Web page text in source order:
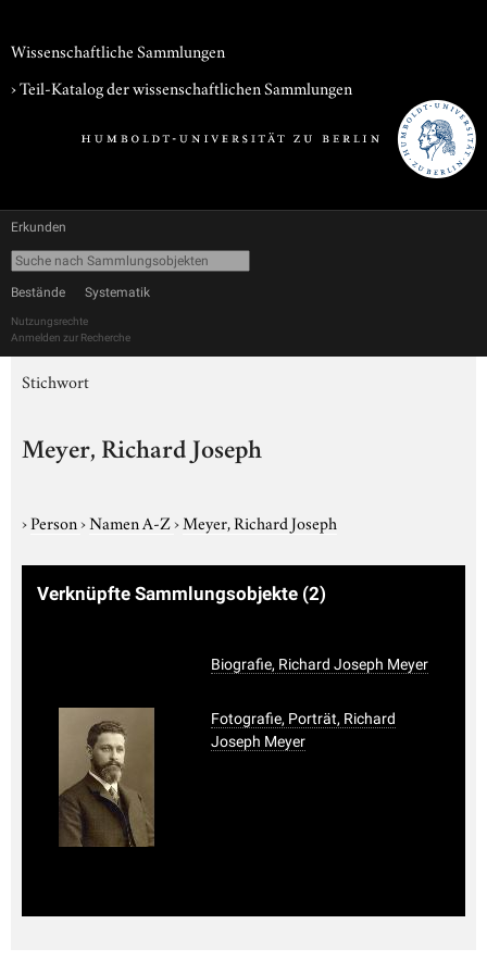
Wissenschaftliche Sammlungen
› Teil-Katalog der wissenschaftlichen Sammlungen
Erkunden
Bestände Systematik
Nutzungsrechte
Anmelden zur Recherche
Stichwort
Meyer, Richard Joseph
›Person›Namen A-Z›Meyer, Richard Joseph
Verknüpfte Sammlungsobjekte (2)
Biografie, Richard Joseph Meyer
Fotografie, Porträt, Richard
Joseph Meyer